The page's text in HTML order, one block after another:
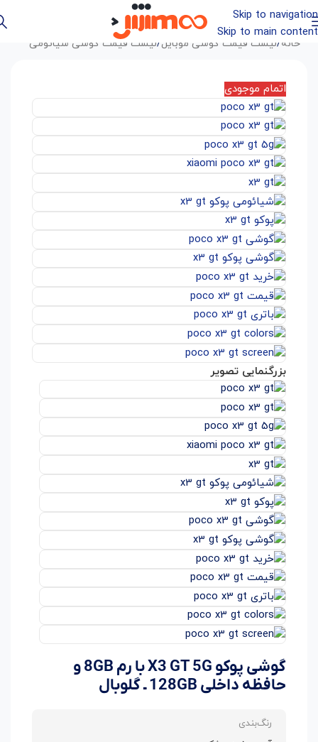
Skip to navigation
Skip to main content
خانه /لیست قیمت گوشی موبایل/لیست قیمت گوشی شیائومی
اتمام موجودی
بزرگنمایی تصویر
گوشی پوکو X3 GT 5G با رم 8GB و
حافظه داخلی 128GB ـ گلوبال
رنگ‌بندی